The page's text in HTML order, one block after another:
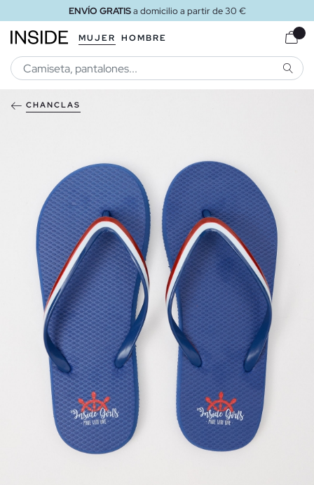
ENVÍO GRATISa domicilio a partir de 30 €
MUJER HOMBRE
CHANCLAS